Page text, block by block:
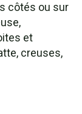
côtés ou sur
et
creuses,